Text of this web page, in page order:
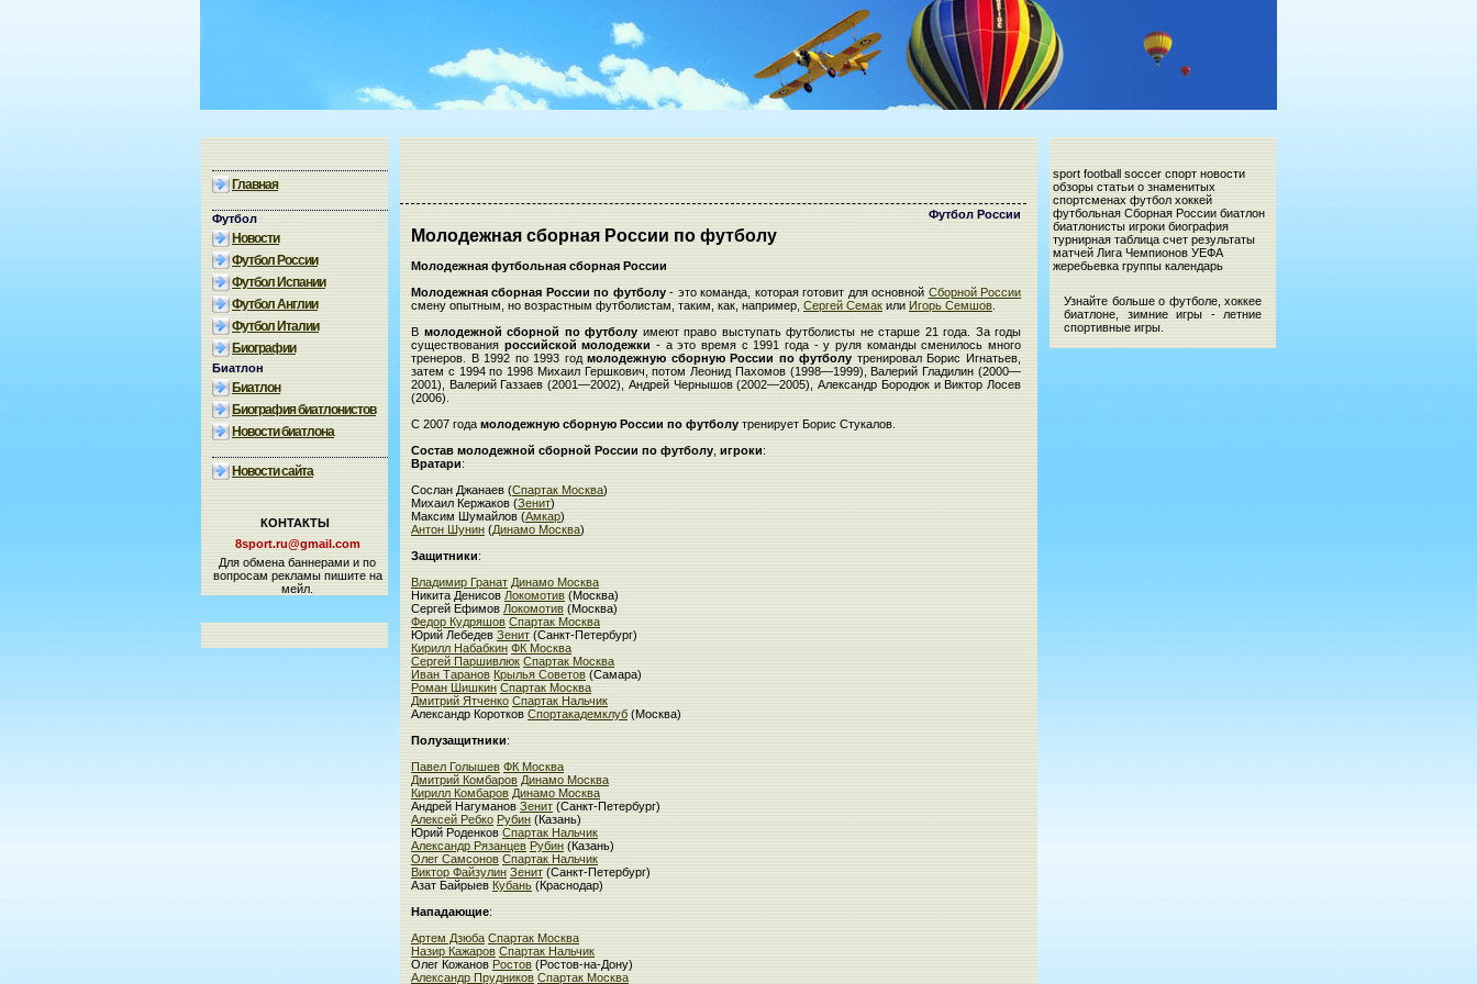
Главная
Футбол
Новости
Футбол России
Футбол Испании
Футбол Англии
Футбол Италии
Биографии
Биатлон
Биатлон
Биография биатлонистов
Новости биатлона
Новости сайта
КОНТАКТЫ
8sport.ru@gmail.com
Для обмена баннерами и по
вопросам рекламы пишите на
мейл.
Футбол России
Молодежная сборная России по футболу
Молодежная футбольная сборная России
Молодежная сборная России по футболу- это команда, которая готовит для основной Сборной России
смену опытным, но возрастным футболистам, таким, как, например, Сергей Семак или Игорь Семшов
В молодежной сборной по футболу имеют право выступать футболисты не старше 21 года. За годы
существования российской молодежки - а это время с 1991 года - у руля команды сменилось много
тренеров. В 1992 по 1993 годмолодежную сборную России по футболу тренировал Борис Игнатьев,
затем с 1994 по 1998 Михаил Гершкович, потом Леонид Пахомов (1998—1999), Валерий Гладилин (2000—
2001), Валерий Газзаев (2001—2002), Андрей Чернышов (2002—2005), Александр Бородюк и Виктор Лосев
(2006).
С 2007 года молодежную сборную России по футболу тренирует Борис Стукалов.
Состав молодежной сборной России по футболу игроки:
Вратари:
Сослан Джанаев (Спартак Москва)
Михаил Кержаков (Зенит)
Максим Шумайлов (Амкар)
Антон Шунин (Динамо Москва)
Защитники:
Владимир Гранат Динамо Москва
Никита Денисов Локомотив (Москва)
Сергей Ефимов Локомотив (Москва)
Федор Кудряшов Спартак Москва
Юрий Лебедев Зенит (Санкт-Петербург)
Кирилл Набабкин ФК Москва
Сергей Паршивлюк Спартак Москва
Иван Таранов Крылья Советов (Самара)
Роман Шишкин Спартак Москва
Дмитрий Ятченко Спартак Нальчик
Александр Коротков Спортакадемклуб (Москва)
Полузащитники:
Павел Голышев ФК Москва
Дмитрий Комбаров Динамо Москва
Кирилл Комбаров Динамо Москва
Андрей Нагуманов Зенит (Санкт-Петербург)
Алексей Ребко Рубин (Казань)
Юрий Роденков Спартак Нальчик
Александр Рязанцев Рубин (Казань)
Олег Самсонов Спартак Нальчик
Виктор Файзулин Зенит (Санкт-Петербург)
Азат Байрыев Кубань (Краснодар)
Нападающие:
Артем Дзюба Спартак Москва
Назир Кажаров Спартак Нальчик
Олег Кожанов Ростов (Ростов-на-Дону)
Александр Прудников Спартак Москва
sport football soccer спорт новости
обзоры статьи о знаменитых
спортсменах футбол хоккей
футбольная Сборная России биатлон
биатлонисты игроки биография
турнирная таблица счет результаты
матчей Лига Чемпионов УЕФА
жеребьевка группы календарь
Узнайте больше о футболе, хоккее
биатлоне, зимние игры - летние
спортивные игры.